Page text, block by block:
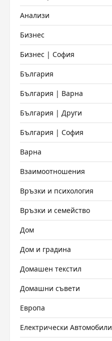
Анализи
Бизнес
Бизнес | София
България
България | Варна
България | Други
България | София
Варна
Взаимоотношения
Връзки и психология
Връзки и семейство
Дом
Дом и градина
Домашен текстил
Домашни съвети
Европа
Електрически Автомобили